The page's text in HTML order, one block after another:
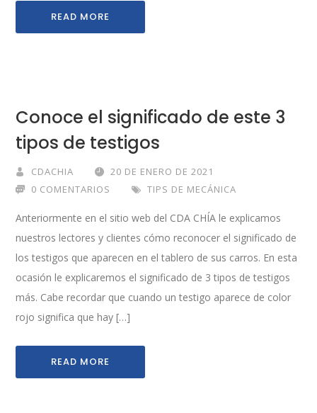
READ MORE
Conoce el significado de este 3
tipos de testigos
CDACHIA
20 DE ENERO DE 2021
0 COMENTARIOS
TIPS DE MECÁNICA
Anteriormente en el sitio web del CDA CHÍA le explicamos
nuestros lectores y clientes cómo reconocer el significado de
los testigos que aparecen en el tablero de sus carros. En esta
ocasión le explicaremos el significado de 3 tipos de testigos
más. Cabe recordar que cuando un testigo aparece de color
rojo significa que hay […]
READ MORE